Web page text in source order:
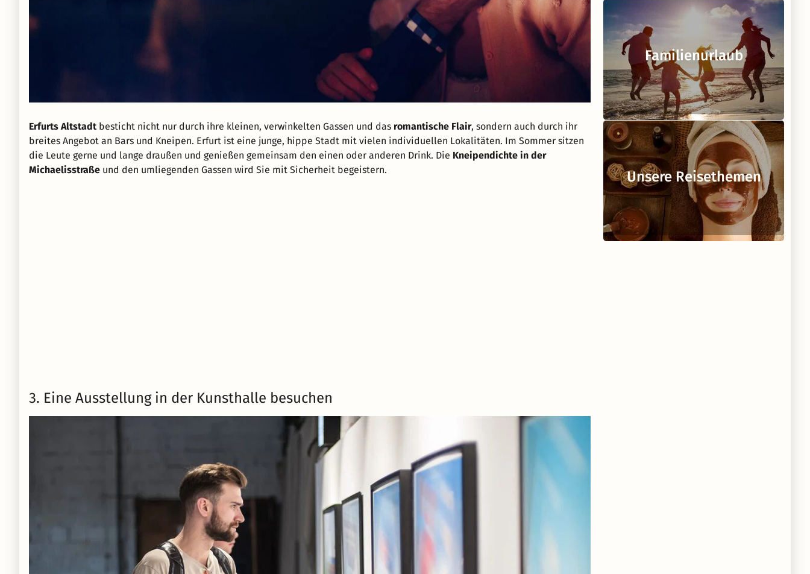
Erfurts Altstadt besticht nicht nur durch ihre kleinen, verwinkelten Gassen und das romantische Flair, sondern auch durch ihr
breites Angebot an Bars und Kneipen. Erfurt ist eine junge, hippe Stadt mit vielen individuellen Lokalitäten. Im Sommer sitzen
die Leute gerne und lange draußen und genießen gemeinsam den einen oder anderen Drink. Die Kneipendichte in der
Michaelisstraße und den umliegenden Gassen wird Sie mit Sicherheit begeistern.
3. Eine Ausstellung in der Kunsthalle besuchen
Familienurlaub
Unsere Reisethemen